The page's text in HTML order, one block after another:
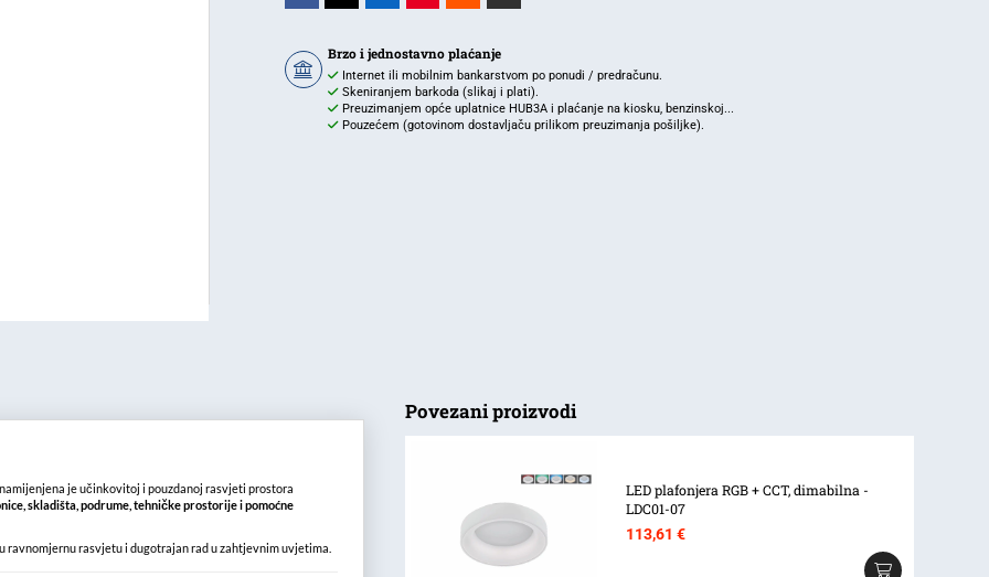
IP65
Brzo i jednostavno plaćanje
Internet ili mobilnim bankarstvom po ponudi / predračunu.
Skeniranjem barkoda (slikaj i plati).
Preuzimanjem opće uplatnice HUB3A i plaćanje na kiosku, benzinskoj...
Pouzećem (gotovinom dostavljaču prilikom preuzimanja pošiljke).
namijenjena je učinkovitoj i pouzdanoj rasvjeti prostora
skladišta, podrume, tehničke prostorije i pomoćne
ravnomjernu rasvjetu i dugotrajan rad u zahtjevnim uvjetima.
Povezani proizvodi
LED plafonjera RGB + CCT, dimabilna -
LDC01-07
113,61 €